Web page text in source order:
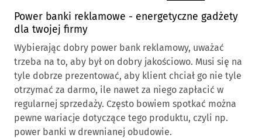
Power banki reklamowe - energetyczne gadżety
dla twojej firmy
Wybierając dobry power bank reklamowy, uważać
trzeba na to, aby był on dobry jakościowo. Musi się na
tyle dobrze prezentować, aby klient chciał go nie tyle
otrzymać za darmo, ile nawet za niego zapłacić w
regularnej sprzedaży. Często bowiem spotkać można
pewne wariacje dotyczące tego produktu, czyli np.
power banki w drewnianej obudowie.